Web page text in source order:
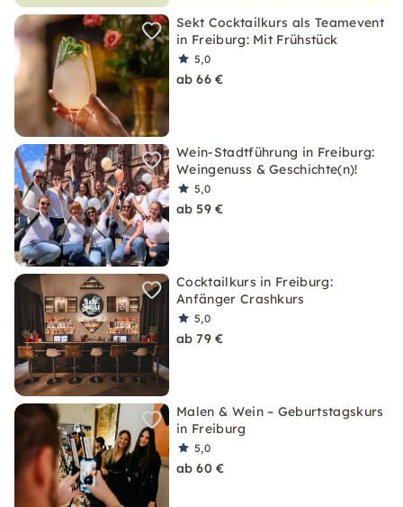
Sekt Cocktailkurs als Teamevent
in Freiburg: Mit Frühstück
5,0
ab 66 €
Wein-Stadtführung in Freiburg:
Weingenuss & Geschichte(n)!
5,0
ab 59 €
Cocktailkurs in Freiburg:
Anfänger Crashkurs
5,0
ab 79 €
Malen & Wein – Geburtstagskurs
in Freiburg
5,0
ab 60 €